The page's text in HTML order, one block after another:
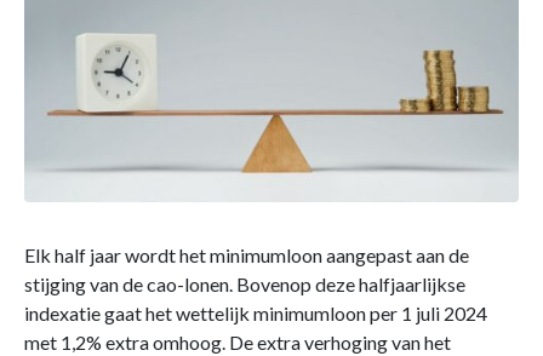
Elk half jaar wordt het minimumloon aangepast aan de
stijging van de cao-lonen. Bovenop deze halfjaarlijkse
indexatie gaat het wettelijk minimumloon per 1 juli 2024
met 1,2% extra omhoog. De extra verhoging van het